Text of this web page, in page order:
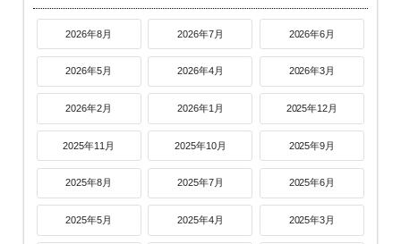
2026年8月 2026年7月 2026年6月
2026年5月 2026年4月 2026年3月
2026年2月 2026年1月 2025年12月
2025年11月 2025年10月 2025年9月
2025年8月 2025年7月 2025年6月
2025年5月 2025年4月 2025年3月